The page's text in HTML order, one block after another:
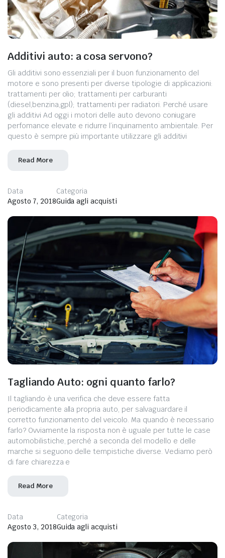
Additivi auto: a cosa servono?
Gli additivi sono essenziali per il buon funzionamento del
motore e sono presenti per diverse tipologie di applicazioni:
trattamenti per olio; trattamenti per carburanti
(diesel,benzina,gpl); trattamenti per radiatori. Perché usare
gli additivi Ad oggi i motori delle auto devono coniugare
perfomance elevate e ridurre l’inquinamento ambientale. Per
questo è sempre più importante utilizzare gli additivi
Read More
Data
Agosto 7, 2018
Categoria
Guida agli acquisti
Tagliando Auto: ogni quanto farlo?
Il tagliando è una verifica che deve essere fatta
periodicamente alla propria auto, per salvaguardare il
corretto funzionamento del veicolo. Ma quando è necessario
farlo? Ovviamente la risposta non è uguale per tutte le case
automobilistiche, perché a seconda del modello e delle
marche si seguono delle tempistiche diverse. Vediamo però
di fare chiarezza e
Read More
Data
Agosto 3, 2018
Categoria
Guida agli acquisti